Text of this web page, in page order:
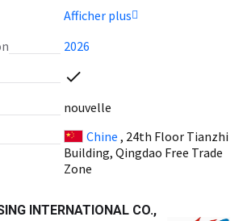
Afficher plus
2026
nouvelle
Chine , 24th Floor Tianzhi
Building, Qingdao Free Trade
Zone
INTERNATIONAL CO.,